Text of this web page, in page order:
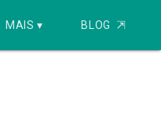
MAIS ▾ BLOG ⇱